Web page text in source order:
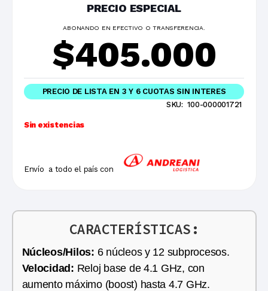
PRECIO ESPECIAL
ABONANDO EN EFECTIVO O TRANSFERENCIA.
$405.000
PRECIO DE LISTA EN 3 Y 6 CUOTAS SIN INTERES
SKU: 100-000001721
Sin existencias
Envío a todo el país con
CARACTERÍSTICAS:
Núcleos/Hilos: 6 núcleos y 12 subprocesos.
Velocidad: Reloj base de 4.1 GHz, con
aumento máximo (boost) hasta 4.7 GHz.